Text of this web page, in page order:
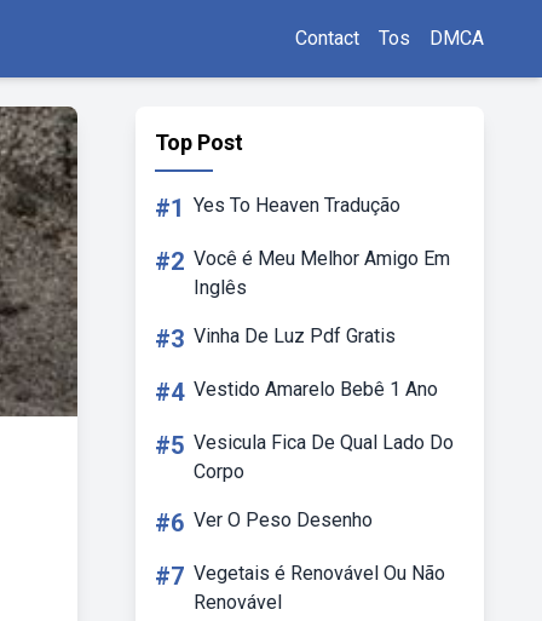
Contact Tos DMCA
Top Post
#1 Yes To Heaven Tradução
#2 Você é Meu Melhor Amigo Em
Inglês
#3 Vinha De Luz Pdf Gratis
#4 Vestido Amarelo Bebê 1 Ano
#5 Vesicula Fica De Qual Lado Do
Corpo
#6 Ver O Peso Desenho
#7 Vegetais é Renovável Ou Não
Renovável